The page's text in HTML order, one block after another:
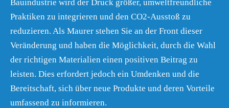
Bauindustrie wird der Druck größer, umweltfreundliche
Praktiken zu integrieren und den CO2-Ausstoß zu
reduzieren. Als Maurer stehen Sie an der Front dieser
Veränderung und haben die Möglichkeit, durch die Wahl
der richtigen Materialien einen positiven Beitrag zu
leisten. Dies erfordert jedoch ein Umdenken und die
Bereitschaft, sich über neue Produkte und deren Vorteile
umfassend zu informieren.